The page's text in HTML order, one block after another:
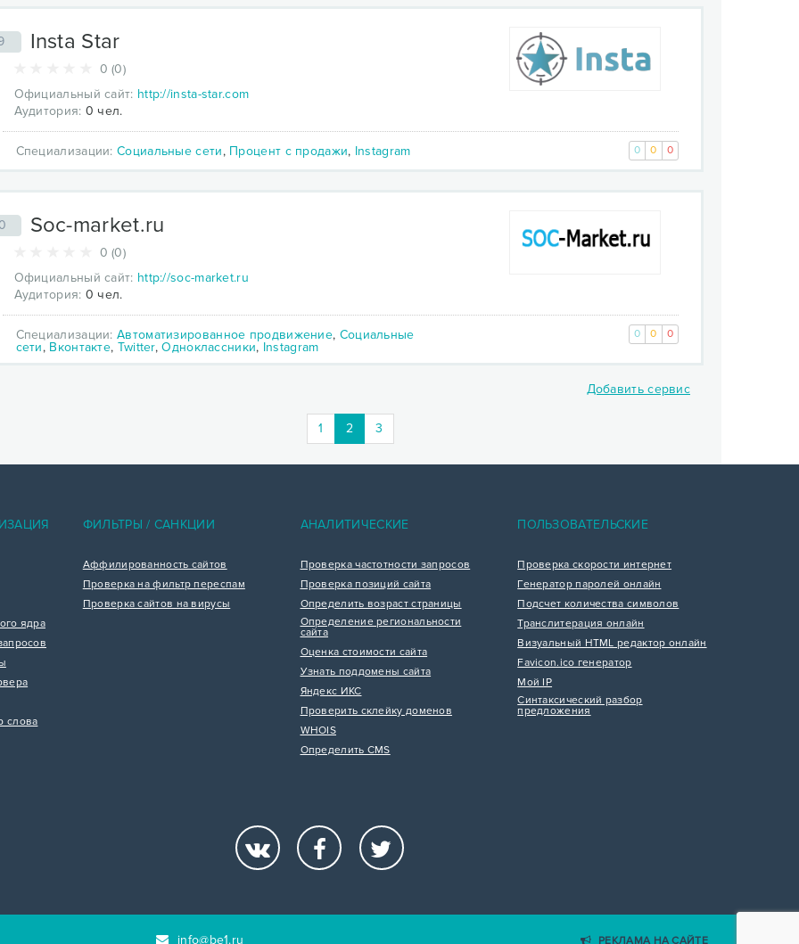
Insta Star
0 (0)
Официальный сайт: http://insta-star.com
Аудитория: 0 чел.
Специализации:Социальные сети, Процент с продажи, Instagram 0 0 0
Soc-market.ru
0 (0)
Официальный сайт: http://soc-market.ru
Аудитория: 0 чел.
Специализации:Автоматизированное продвижение, Социальные
сети, Вконтакте, Twitter,Одноклассники, Instagram
0 0 0
Добавить сервис
1 2(current)
3
ядра
слова
ФИЛЬТРЫ / САНКЦИИ
Аффилированность сайтов
Проверка на фильтр переспам
Проверка сайтов на вирусы
АНАЛИТИЧЕСКИЕ
Проверка частотности запросов
Проверка позиций сайта
Определить возраст страницы
Определение региональности
сайта
Оценка стоимости сайта
Узнать поддомены сайта
Яндекс ИКС
Проверить склейку доменов
WHOIS
Определить CMS
ПОЛЬЗОВАТЕЛЬСКИЕ
Проверка скорости интернет
Генератор паролей онлайн
Подсчет количества символов
Транслитерация онлайн
Визуальный HTML редактор онлайн
Favicon.ico генератор
Мой IP
Синтаксический разбор
предложения
info@be1.ru РЕКЛАМА НА САЙТЕ